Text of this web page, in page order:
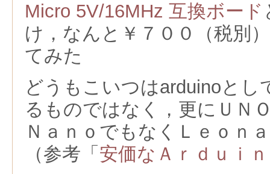
Micro 5V/16MHz 互換ボード
け，なんと￥７００（税別
てみた
どうもこいつはarduinoとし
るものではなく，更にＵＮ
ＮａｎｏでもなくＬｅｏｎ
（参考「 安価なＡｒｄｕｉ